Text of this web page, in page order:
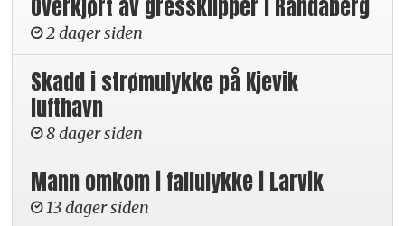
Overkjørt av gressklipper i Randaberg
2 dager siden
Skadd i strømulykke på Kjevik
lufthavn
8 dager siden
Mann omkom i fallulykke i Larvik
13 dager siden